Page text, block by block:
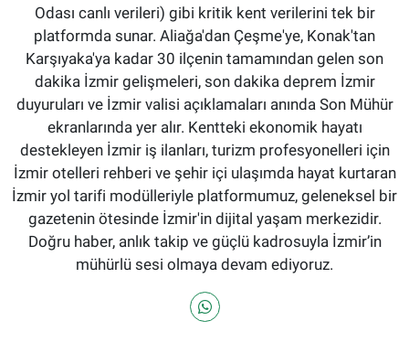
Odası canlı verileri) gibi kritik kent verilerini tek bir
platformda sunar. Aliağa'dan Çeşme'ye, Konak'tan
Karşıyaka'ya kadar 30 ilçenin tamamından gelen son
dakika İzmir gelişmeleri, son dakika deprem İzmir
duyuruları ve İzmir valisi açıklamaları anında Son Mühür
ekranlarında yer alır. Kentteki ekonomik hayatı
destekleyen İzmir iş ilanları, turizm profesyonelleri için
İzmir otelleri rehberi ve şehir içi ulaşımda hayat kurtaran
İzmir yol tarifi modülleriyle platformumuz, geleneksel bir
gazetenin ötesinde İzmir'in dijital yaşam merkezidir.
Doğru haber, anlık takip ve güçlü kadrosuyla İzmir’in
mühürlü sesi olmaya devam ediyoruz.